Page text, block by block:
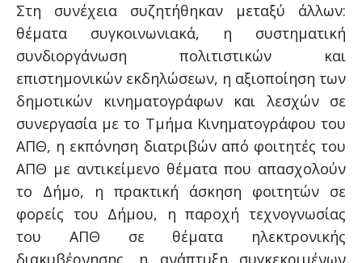
Στη συνέχεια συζητήθηκαν μεταξύ άλλων:
θέματα συγκοινωνιακά, η συστηματική
συνδιοργάνωση πολιτιστικών και
επιστημονικών εκδηλώσεων, η αξιοποίηση των
δημοτικών κινηματογράφων και λεσχών σε
συνεργασία με το Τμήμα Κινηματογράφου του
ΑΠΘ, η εκπόνηση διατριβών από φοιτητές του
ΑΠΘ με αντικείμενο θέματα που απασχολούν
το Δήμο, η πρακτική άσκηση φοιτητών σε
φορείς του Δήμου, η παροχή τεχνογνωσίας
του ΑΠΘ σε θέματα ηλεκτρονικής
διακυβέρνησης, η ανάπτυξη συγκεκριμένων